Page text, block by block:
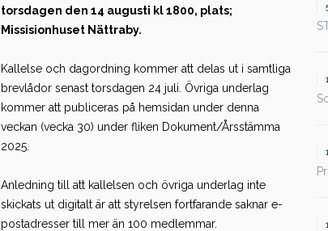
torsdagen den 14 augusti kl 1800, plats;
Missisionhuset Nättraby.
Kallelse och dagordning kommer att delas ut i samtliga
brevlådor senast torsdagen 24 juli. Övriga underlag
kommer att publiceras på hemsidan under denna
veckan (vecka 30) under fliken Dokument/Årsstämma
2025.
Anledning till att kallelsen och övriga underlag inte
skickats ut digitalt är att styrelsen fortfarande saknar e-
postadresser till mer än 100 medlemmar.